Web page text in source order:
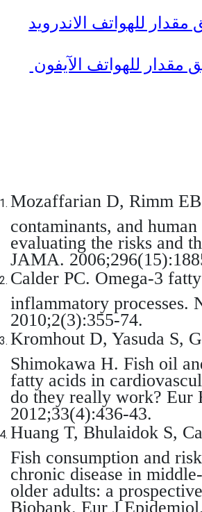
للهواتف الاندرويد
مقدار للهواتف الآيفون
Mozaffarian D, Rimm
contaminants, and human
evaluating the risks and
JAMA.
Calder PC. Omega-3
inflammatory processes.
2010;2(3):355-74.
Kromhout D, Yasuda S,
Shimokawa H. Fish oil
fatty acids in
do they really work? Eur
2012;33(4):436-43.
Huang T, Bhulaidok S,
Fish consumption and
chronic disease in
older adults: a
Biobank. Eur J Epidemiol.